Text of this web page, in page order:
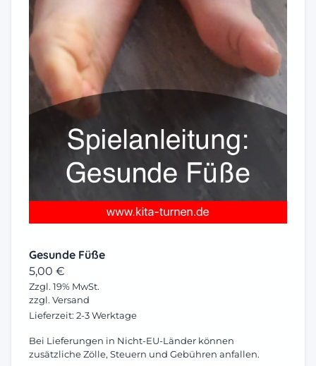
Gesunde Füße
5,00 €
Zzgl. 19% MwSt.
zzgl. Versand
Lieferzeit: 2-3 Werktage
Bei Lieferungen in Nicht-EU-Länder können
zusätzliche Zölle, Steuern und Gebühren anfallen.